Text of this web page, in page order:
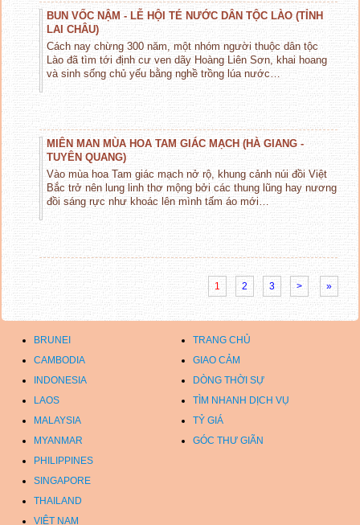
BUN VỐC NẬM - LỄ HỘI TÉ NƯỚC DÂN TỘC LÀO (TỈNH
LAI CHÂU)
Cách nay chừng 300 năm, một nhóm người thuộc dân tộc
Lào đã tìm tới định cư ven dãy Hoàng Liên Sơn, khai hoang
và sinh sống chủ yếu bằng nghề trồng lúa nước…
MIÊN MAN MÙA HOA TAM GIÁC MẠCH (HÀ GIANG -
TUYÊN QUANG)
Vào mùa hoa Tam giác mạch nở rộ, khung cảnh núi đồi Việt
Bắc trở nên lung linh thơ mộng bởi các thung lũng hay nương
đồi sáng rực như khoác lên mình tấm áo mới…
1 2 3 > »
BRUNEI
TRANG CHỦ
CAMBODIA
GIAO CẢM
INDONESIA
DÒNG THỜI SỰ
LAOS
TÌM NHANH DỊCH VỤ
MALAYSIA
TỶ GIÁ
MYANMAR
GÓC THƯ GIÃN
PHILIPPINES
SINGAPORE
THAILAND
VIỆT NAM